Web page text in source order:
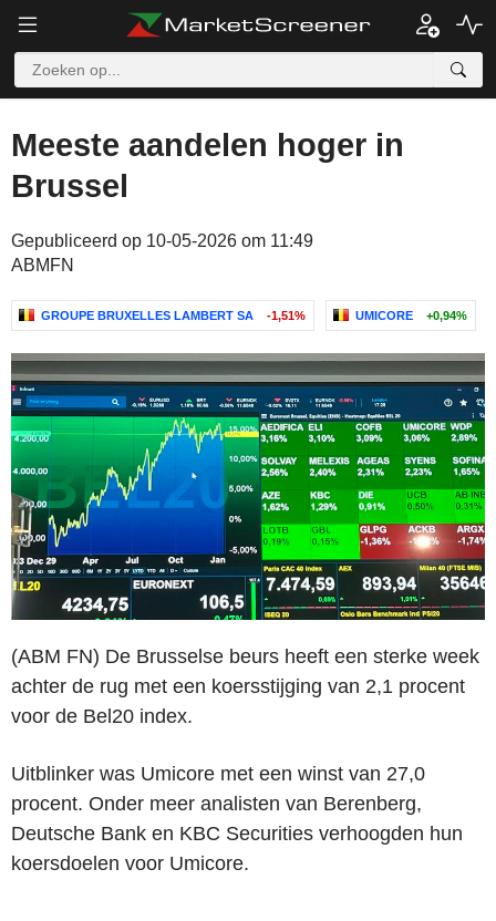
Meeste aandelen hoger in
Brussel
Gepubliceerd op 10-05-2026 om 11:49
ABMFN
GROUPE BRUXELLES LAMBERT SA -1,51% UMICORE +0,94%
(ABM FN) De Brusselse beurs heeft een sterke week
achter de rug met een koersstijging van 2,1 procent
voor de Bel20 index.
Uitblinker was Umicore met een winst van 27,0
procent. Onder meer analisten van Berenberg,
Deutsche Bank en KBC Securities verhoogden hun
koersdoelen voor Umicore.